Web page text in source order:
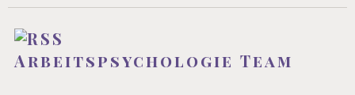
Arbeitspsychologie Team